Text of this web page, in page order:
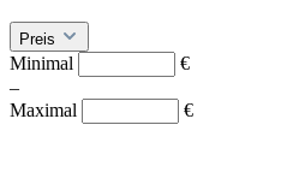
Preis
Minimal
€
–
Maximal
€